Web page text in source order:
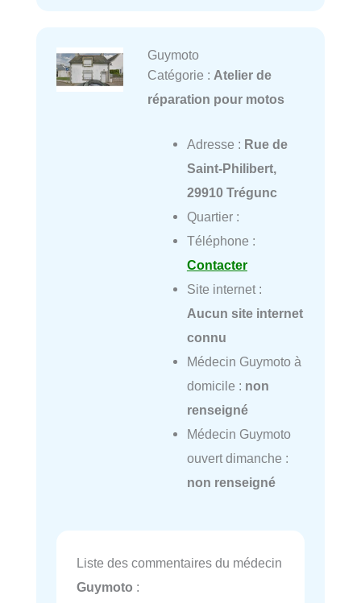
Guymoto
Catégorie : Atelier de
réparation pour motos
Adresse : Rue de
Saint-Philibert,
29910 Trégunc
Quartier :
Téléphone :
Contacter
Site internet :
Aucun site internet
connu
Médecin Guymoto à
domicile : non
renseigné
Médecin Guymoto
ouvert dimanche :
non renseigné
Liste des commentaires du médecin
Guymoto :